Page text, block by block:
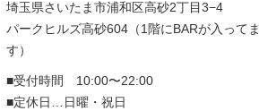
埼玉県さいたま市浦和区高砂2丁目3−4
パークヒルズ高砂604（1階にBARが入ってま
す）
■受付時間 10:00〜22:00
■定休日…日曜・祝日